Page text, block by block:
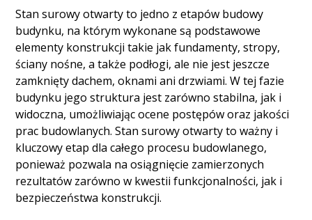
Stan surowy otwarty to jedno z etapów budowy
budynku, na którym wykonane są podstawowe
elementy konstrukcji takie jak fundamenty, stropy,
ściany nośne, a także podłogi, ale nie jest jeszcze
zamknięty dachem, oknami ani drzwiami. W tej fazie
budynku jego struktura jest zarówno stabilna, jak i
widoczna, umożliwiając ocene postępów oraz jakości
prac budowlanych. Stan surowy otwarty to ważny i
kluczowy etap dla całego procesu budowlanego,
ponieważ pozwala na osiągnięcie zamierzonych
rezultatów zarówno w kwestii funkcjonalności, jak i
bezpieczeństwa konstrukcji.